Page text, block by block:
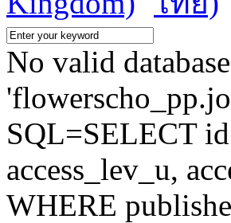
No valid
SQL=SELECT id
access_lev_u,
WHERE